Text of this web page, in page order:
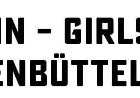
–